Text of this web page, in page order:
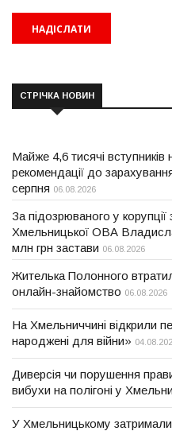
СТРІЧКА НОВИН
Майже 4,6 тисячі
рекомендації до
серпня 06.08.2026
За підозрюваного у корупції
Хмельницької ОВА
млн грн застави 06.08.2026
Жителька Полонного
онлайн-знайомство 06.08.2026
На Хмельниччині відкрили
народжені для війни»
Диверсія чи порушення
вибухи на полігоні у
У Хмельницькому